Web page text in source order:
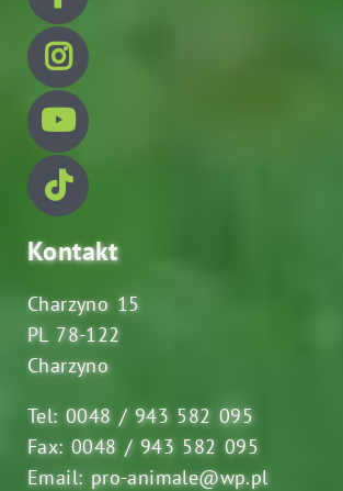
Kontakt
Charzyno 15
PL 78-122
Charzyno
Tel: 0048 / 943 582 095
Fax: 0048 / 943 582 095
Email: pro-animale@wp.pl